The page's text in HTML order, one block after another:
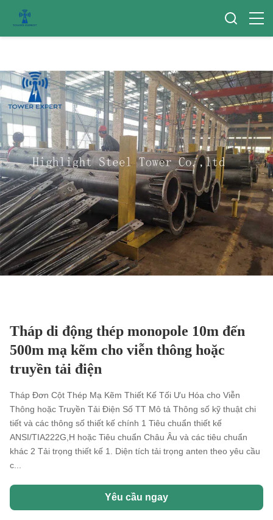
Tháp di động thép monopole 10m đến
500m mạ kẽm cho viễn thông hoặc
truyền tải điện
Tháp Đơn Cột Thép Mạ Kẽm Thiết Kế Tối Ưu Hóa cho Viễn
Thông hoặc Truyền Tải Điện Số TT Mô tả Thông số kỹ thuật chi
tiết và các thông số thiết kế chính 1 Tiêu chuẩn thiết kế
ANSI/TIA222G,H hoặc Tiêu chuẩn Châu Âu và các tiêu chuẩn
khác 2 Tải trọng thiết kế 1. Diện tích tải trọng anten theo yêu cầu
c...
Yêu cầu ngay